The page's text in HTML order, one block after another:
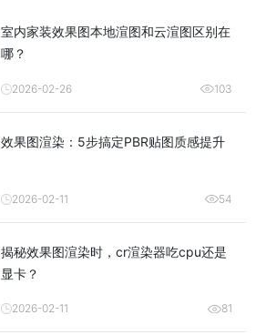
室内家装效果图本地渲图和云渲图区别在
哪？
2026-02-26 103
效果图渲染：5步搞定PBR贴图质感提升
2026-02-11 54
揭秘效果图渲染时，cr渲染器吃cpu还是
显卡？
2026-02-11 81